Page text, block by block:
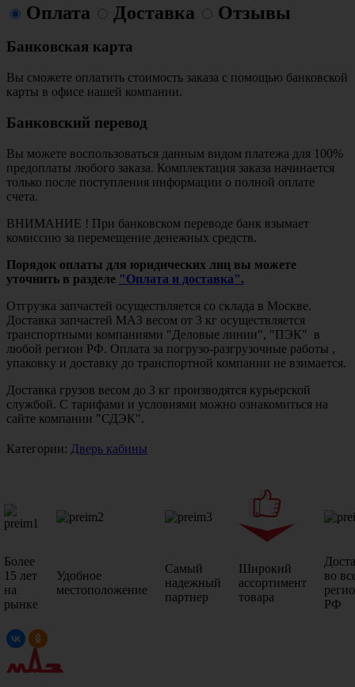
Оплата Доставка Отзывы
Банковская карта
Вы сможете оплатить стоимость заказа с помощью банковской
карты в офисе нашей компании.
Банковский перевод
Вы можете воспользоваться данным видом платежа для 100%
предоплаты любого заказа. Комплектация заказа начинается
только после поступления информации о полной оплате
счета.
ВНИМАНИЕ ! При банковском переводе банк взымает
комиссию за перемещение денежных средств.
Порядок оплаты для юридических лиц вы можете
уточнить в разделе "Оплата и доставка".
Отгрузка запчастей осуществляется со склада в Москве.
Доставка запчастей МАЗ весом от 3 кг осуществляется
транспортными компаниями "Деловые линии", "ПЭК" в
любой регион РФ. Оплата за погрузо-разгрузочные работы ,
упаковку и доставку до транспортной компании не взимается.
Доставка грузов весом до 3 кг производятся курьерской
службой. С тарифами и условиями можно ознакомиться на
сайте компании "СДЭК".
Категории: Дверь кабины
Более
15 лет
на
рынке
Удобное
местоположение
Самый
надежный
партнер
Широкий
ассортимент
товара
во
РФ